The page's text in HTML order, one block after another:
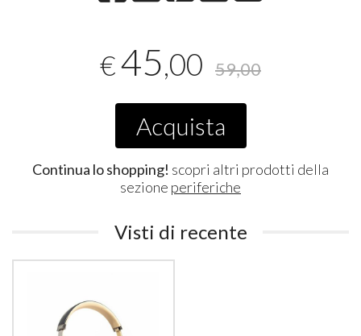
€45,00 59,00
Acquista
Continua lo shopping! scopri altri prodotti della
sezione periferiche
Visti di recente